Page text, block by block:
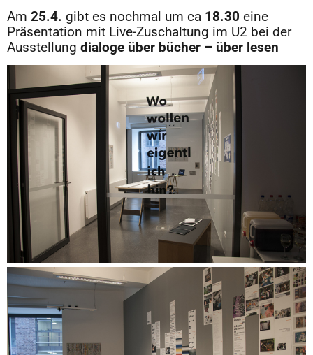
Am 25.4. gibt es nochmal um ca 18.30 eine
Präsentation mit Live-Zuschaltung im U2 bei der
Ausstellung dialoge über bücher – über lesen